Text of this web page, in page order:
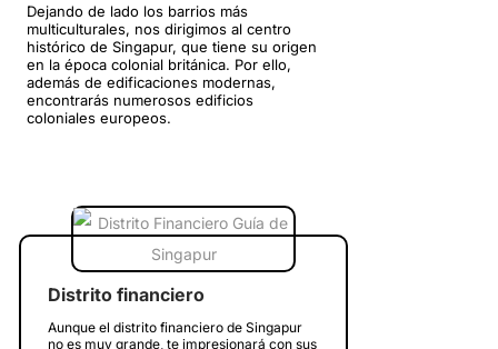
Dejando de lado los barrios más
multiculturales, nos dirigimos al centro
histórico de Singapur, que tiene su origen
en la época colonial británica. Por ello,
además de edificaciones modernas,
encontrarás numerosos edificios
coloniales europeos.
Distrito financiero
Aunque el distrito financiero de Singapur
no es muy grande, te impresionará con sus